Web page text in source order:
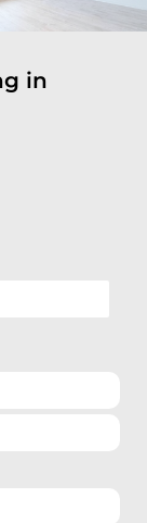
in